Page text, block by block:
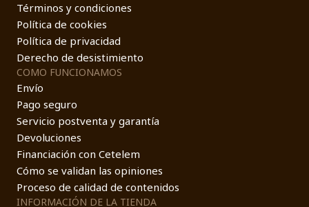
Términos y condiciones
Política de cookies
Política de privacidad
Derecho de desistimiento
COMO FUNCIONAMOS
Envío
Pago seguro
Servicio postventa y garantía
Devoluciones
Financiación con Cetelem
Cómo se validan las opiniones
Proceso de calidad de contenidos
INFORMACIÓN DE LA TIENDA